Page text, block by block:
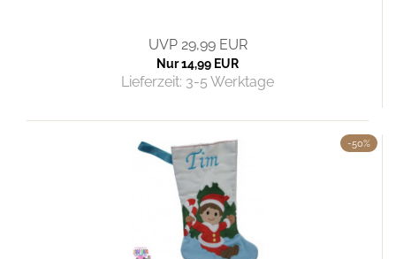
UVP 29,99 EUR
Nur 14,99 EUR
Lieferzeit: 3-5 Werktage
-50%